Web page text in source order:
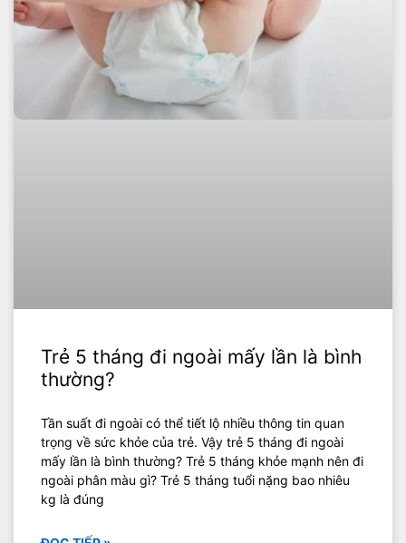
Trẻ 5 tháng đi ngoài mấy lần là bình
thường?
Tần suất đi ngoài có thể tiết lộ nhiều thông tin quan
trọng về sức khỏe của trẻ. Vậy trẻ 5 tháng đi ngoài
mấy lần là bình thường? Trẻ 5 tháng khỏe mạnh nên đi
ngoài phân màu gì? Trẻ 5 tháng tuổi nặng bao nhiêu
kg là đúng